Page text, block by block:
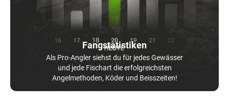
Fangstatistiken
Als Pro-Angler siehst du für jedes Gewässer
und jede Fischart die erfolgreichsten
Angelmethoden, Köder und Beisszeiten!